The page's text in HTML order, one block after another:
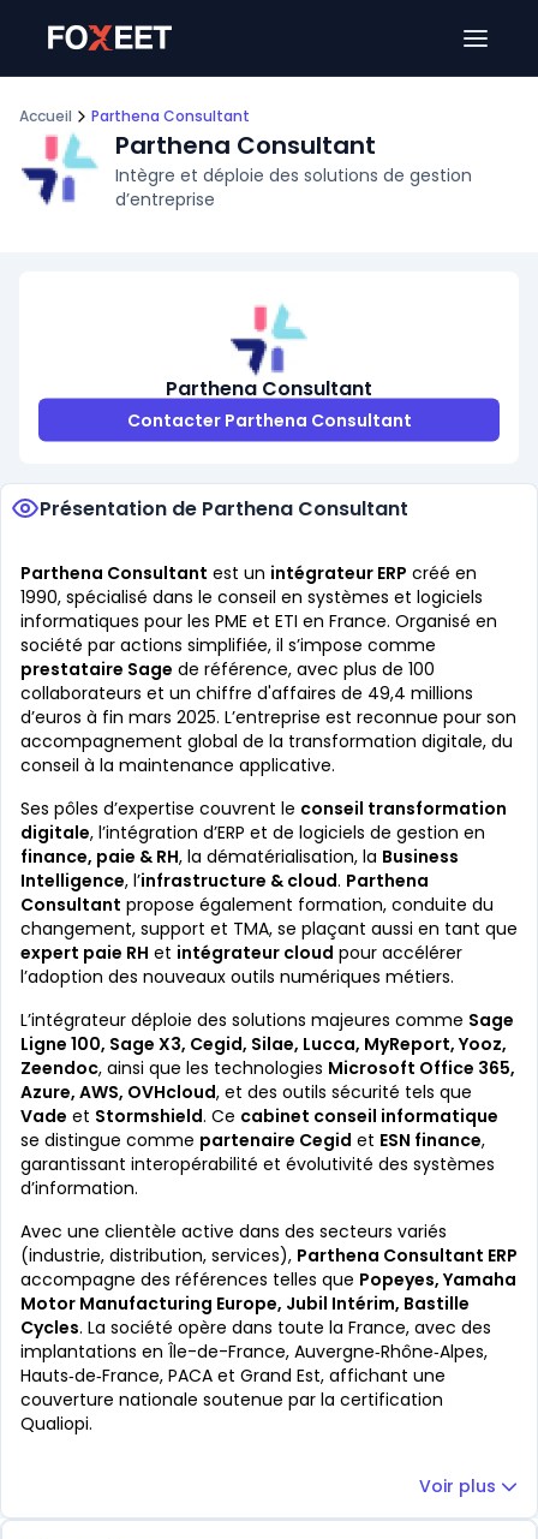
Accueil Parthena Consultant
Parthena Consultant
Intègre et déploie des solutions de gestion
d’entreprise
Parthena Consultant
Contacter Parthena Consultant
Présentation de Parthena Consultant
Parthena Consultant est un intégrateur ERP créé en
1990, spécialisé dans le conseil en systèmes et logiciels
informatiques pour les PME et ETI en France. Organisé en
société par actions simplifiée, il s’impose comme
prestataire Sage de référence, avec plus de 100
collaborateurs et un chiffre d'affaires de 49,4 millions
d’euros à fin mars 2025. L’entreprise est reconnue pour son
accompagnement global de la transformation digitale, du
conseil à la maintenance applicative.
Ses pôles d’expertise couvrent le conseil transformation
digitale, l’intégration d’ERP et de logiciels de gestion en
finance, paie & RH, la dématérialisation, la Business
Intelligence, l’infrastructure & cloud. Parthena
Consultant propose également formation, conduite du
changement, support et TMA, se plaçant aussi en tant que
expert paie RH et intégrateur cloud pour accélérer
l’adoption des nouveaux outils numériques métiers.
L’intégrateur déploie des solutions majeures comme Sage
Ligne 100, Sage X3, Cegid, Silae, Lucca, MyReport, Yooz,
Zeendoc, ainsi que les technologies Microsoft Office 365,
Azure, AWS, OVHcloud, et des outils sécurité tels que
Vade et Stormshield. Ce cabinet conseil informatique
se distingue comme partenaire Cegid et ESN finance,
garantissant interopérabilité et évolutivité des systèmes
d’information.
Avec une clientèle active dans des secteurs variés
(industrie, distribution, services), Parthena Consultant ERP
accompagne des références telles que Popeyes, Yamaha
Motor Manufacturing Europe, Jubil Intérim, Bastille
Cycles. La société opère dans toute la France, avec des
implantations en Île-de-France, Auvergne‑Rhône‑Alpes,
Hauts‑de‑France, PACA et Grand Est, affichant une
couverture nationale soutenue par la certification
Qualiopi.
Voir plus